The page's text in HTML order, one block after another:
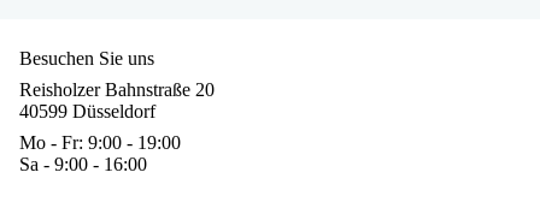
Besuchen Sie uns
Reisholzer Bahnstraße 20
40599 Düsseldorf
Mo - Fr: 9:00 - 19:00
Sa - 9:00 - 16:00